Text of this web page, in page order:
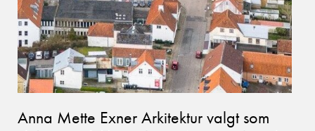
Anna Mette Exner Arkitektur valgt som